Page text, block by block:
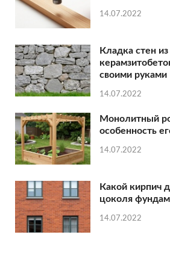
14.07.2022
Кладка стен из
своими руками
14.07.2022
Монолитный
особенность
14.07.2022
Какой кирпич
цоколя
14.07.2022